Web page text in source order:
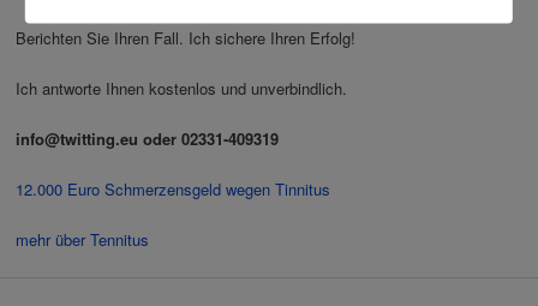
Berichten Sie Ihren Fall. Ich sichere Ihren Erfolg!
Ich antworte Ihnen kostenlos und unverbindlich.
info@twitting.eu oder 02331-409319
12.000 Euro Schmerzensgeld wegen Tinnitus
mehr über Tennitus